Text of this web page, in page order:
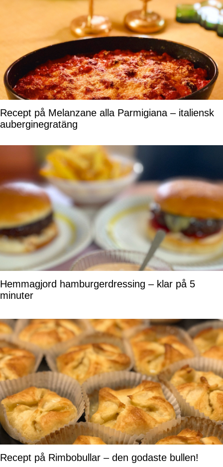
Recept på Melanzane alla Parmigiana – italiensk
auberginegratäng
Hemmagjord hamburgerdressing – klar på 5
minuter
Recept på Rimbobullar – den godaste bullen!